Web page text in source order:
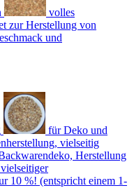
volles
zur Herstellung von
und
für Deko und
vielseitig
Herstellung
10 %! (entspricht einem 1-